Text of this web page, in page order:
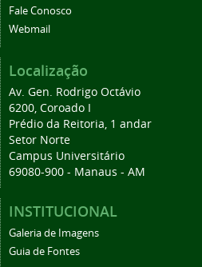
Fale Conosco
Webmail
Localização
Av. Gen. Rodrigo Octávio
6200, Coroado I
Prédio da Reitoria, 1 andar
Setor Norte
Campus Universitário
69080-900 - Manaus - AM
INSTITUCIONAL
Galeria de Imagens
Guia de Fontes